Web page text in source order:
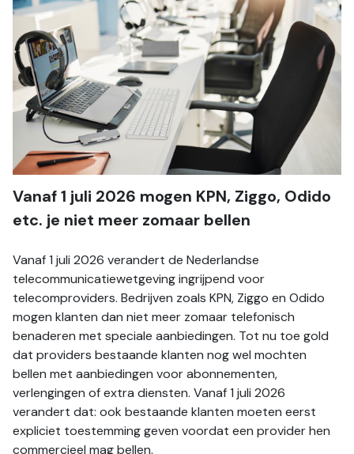
Vanaf 1 juli 2026 mogen KPN, Ziggo, Odido
etc. je niet meer zomaar bellen
Vanaf 1 juli 2026 verandert de Nederlandse
telecommunicatiewetgeving ingrijpend voor
telecomproviders. Bedrijven zoals KPN, Ziggo en Odido
mogen klanten dan niet meer zomaar telefonisch
benaderen met speciale aanbiedingen. Tot nu toe gold
dat providers bestaande klanten nog wel mochten
bellen met aanbiedingen voor abonnementen,
verlengingen of extra diensten. Vanaf 1 juli 2026
verandert dat: ook bestaande klanten moeten eerst
expliciet toestemming geven voordat een provider hen
commercieel mag bellen.